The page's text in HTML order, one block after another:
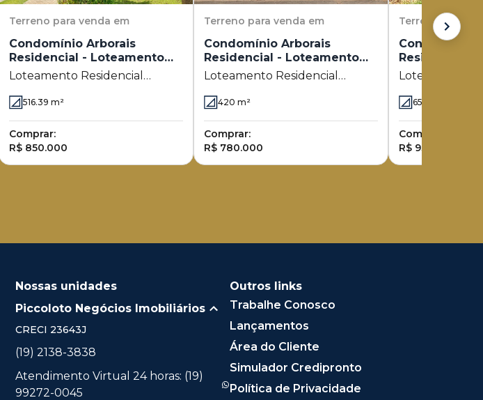
Terreno para venda em
Condomínio Arborais
Residencial - Loteamento
Residencial Arborais
Loteamento Residencial
516.39 m²
Comprar:
R$ 850.000
Terreno para venda em
Condomínio Arborais
Residencial - Loteamento
Residencial Arborais
Loteamento Residencial
420 m²
Comprar:
R$ 780.000
Terreno para
Condomínio
Residencial -
Residencial
Loteamento
654
Comprar:
R$ 930.000
Nossas unidades
Piccoloto Negócios Imobiliários
CRECI 23643J
(19) 2138-3838
Atendimento Virtual 24 horas: (19)
99272-0045
Outros links
Trabalhe Conosco
Lançamentos
Área do Cliente
Simulador Credipronto
Política de Privacidade